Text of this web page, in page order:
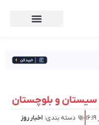
۱۶:۱۹ دسته بندی: اخبار روز